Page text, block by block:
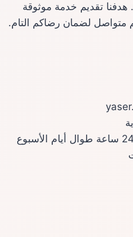
تقديم خدمة موثوقة
متواصل لضمان رضاكم التام.